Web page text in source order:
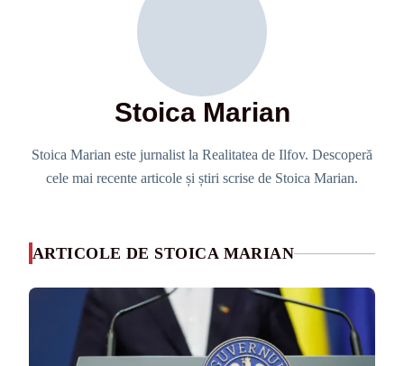
Stoica Marian
Stoica Marian este jurnalist la Realitatea de Ilfov. Descoperă
cele mai recente articole și știri scrise de Stoica Marian.
ARTICOLE DE STOICA MARIAN